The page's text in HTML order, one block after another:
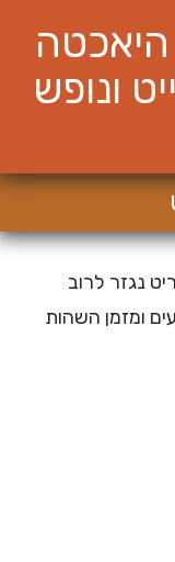
ונופש
נגזר לרוב
ומזמן השהות